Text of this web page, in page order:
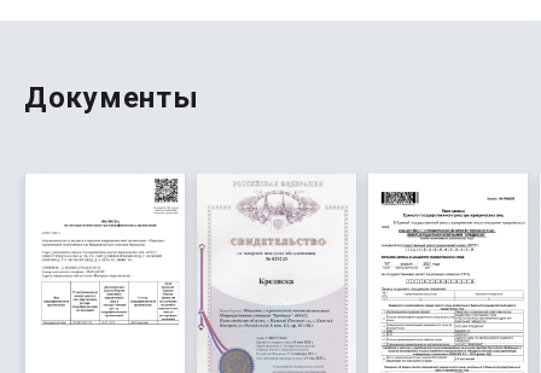
заявку и получать уведомления по SMS. В личном
найти займ и избежать ошибок при оформлении
Кредиска - надежный кредитор.
Документы